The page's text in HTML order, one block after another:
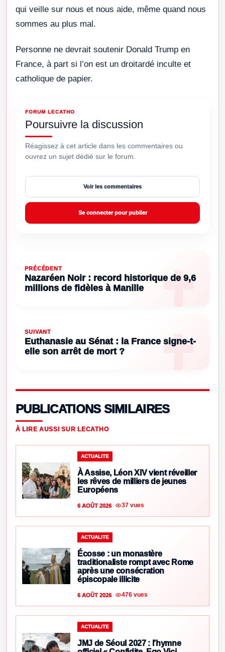
qui veille sur nous et nous aide, même quand nous
sommes au plus mal.
Personne ne devrait soutenir Donald Trump en
France, à part si l’on est un droitardé inculte et
catholique de papier.
FORUM LECATHO
Poursuivre la discussion
Réagissez à cet article dans les commentaires ou
ouvrez un sujet dédié sur le forum.
Voir les commentaires
Se connecter pour publier
PRÉCÉDENT
Nazaréen Noir : record historique de 9,6
millions de fidèles à Manille
SUIVANT
Euthanasie au Sénat : la France signe-t-
elle son arrêt de mort ?
PUBLICATIONS SIMILAIRES
À LIRE AUSSI SUR LECATHO
ACTUALITE
À Assise, Léon XIV vient réveiller
les rêves de milliers de jeunes
Européens
6 AOÛT 2026 37 vues
ACTUALITE
Écosse : un monastère
traditionaliste rompt avec Rome
après une consécration
épiscopale illicite
6 AOÛT 2026 476 vues
ACTUALITE
JMJ de Séoul 2027 : l’hymne